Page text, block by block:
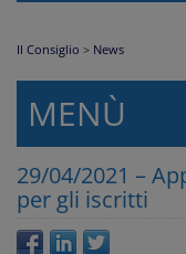
Il Consiglio > News
MENÙ
29/04/2021 –
per gli iscritti